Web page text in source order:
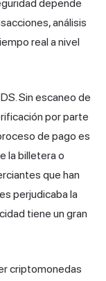
depende
análisis
real a nivel
Sin escaneo de
porparte
de pago es
la billetera o
que han
perjudicaba la
tiene un gran
criptomonedas